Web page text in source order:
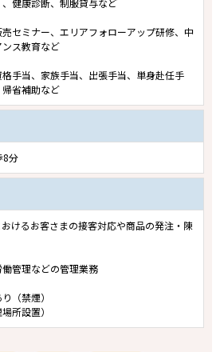
売セミナー、エリアフォローアップ研修、中
ス教育など
格手当、家族手当、出張手当、単身赴任手
省補助など
8分
けるお客さまの接客対応や商品の発注・陳
管理などの管理業務
（禁煙）
所設置）